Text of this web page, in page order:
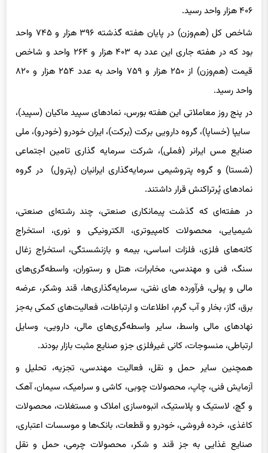
۴۰۶ هزار واحد رسید.
شاخص کل (هم‌وزن) در پایان هفته گذشته ۳۹۶ هزار و ۷۴۵ واحد
بود که در هفته جاری این عدد به ۴۰۳ هزار و ۲۶۴ واحد و شاخص
قیمت (هم‌وزن) از ۲۵۰ هزار و ۷۵۹ واحد به عدد ۲۵۴ هزار و ۸۲۰
واحد رسید.
در پنج روز معاملاتی این هفته بورس، نمادهای سپید ماکیان (سپید)،
‌ سایپا (خساپا)، گروه دارویی برکت (برکت)، ایران خودرو (خودرو)، ملی
صنایع مس ایرانر (فملی)، شرکت سرمایه گذاری تامین اجتماعی
(شستا) و گروه پتروشیمی سرمایه‌گذاری ایرانیان (پترول) در گروه
نمادهای پُرتراکنش قرار داشتند.
در هفته‌ای که گذشت پیمانکاری صنعتی، چند رشته‌ای صنعتی،
شیمیایی، محصولات کامپیوتری، الکترونیکی و نوری، استخراج
کانه‌های فلزی، فلزات اساسی، بیمه و بازنشستگی، استخراج زغال
سنگ، فنی و مهندسی، مخابرات، هتل و رستوران، واسطه‌گری‌های
مالی و پولی، فرآورده های نفتی، سرمایه‌گذاری‌ها، قند وشکر، عرضه
برق، گاز، بخار و آب گرم، اطلاعات و ارتباطات، فعالیت‌های کمکی به‌جز
نهادهای مالی واسط، سایر واسطه‌گری‌های مالی، دارویی، وسایل
ارتباطی، منسوجات، کانی غیرفلزی جزو صنایع مثبت بازار بودند.
همچنین سایر حمل و نقل، فعالیت مهندسی، تجزیه، تحلیل و
آزمایش فنی، چاپ، محصولات چوبی، کاشی و سرامیک، سیمان، آهک
و گچ، لاستیک و پلاستیک، انبوه‌سازی املاک و مستغلات، محصولات
کاغذی، خرده فروشی، خودرو و قطعات، بانک‌ها و موسسات اعتباری،
صنایع غذایی به‌ جز قند و شکر، محصولات چرمی، حمل و نقل